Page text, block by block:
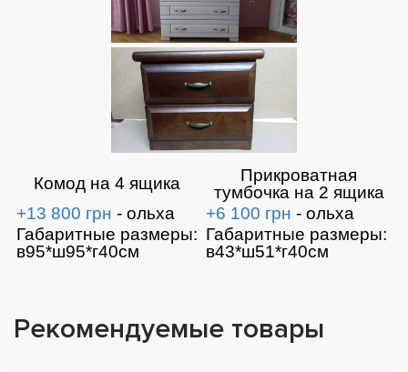
Комод на 4 ящика
Прикроватная
тумбочка на 2 ящика
+13 800 грн - ольха +6 100 грн - ольха
Габаритные размеры:
в95*ш95*г40см
Габаритные размеры:
в43*ш51*г40см
Рекомендуемые товары